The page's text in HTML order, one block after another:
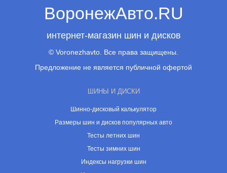
ВоронежАвто.RU
интернет-магазин шин и дисков
© Voronezhavto. Все права защищены.
Предложение не является публичной офертой
ШИНЫ И ДИСКИ
Шинно-дисковый калькулятор
Размеры шин и дисков популярных авто
Тесты летних шин
Тесты зимних шин
Индексы нагрузки шин